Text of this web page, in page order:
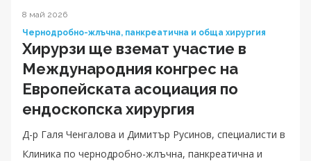
8 май 2026
Чернодробно-жлъчна, панкреатична и обща хирургия
Хирурзи ще вземат участие в
Международния конгрес на
Европейската асоциация по
ендоскопска хирургия
Д-р Галя Ченгалова и Димитър Русинов, специалисти в
Клиника по чернодробно-жлъчна, панкреатична и